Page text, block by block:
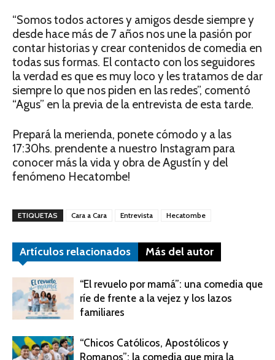
“Somos todos actores y amigos desde siempre y
desde hace más de 7 años nos une la pasión por
contar historias y crear contenidos de comedia en
todas sus formas. El contacto con los seguidores
la verdad es que es muy loco y les tratamos de dar
siempre lo que nos piden en las redes”, comentó
“Agus” en la previa de la entrevista de esta tarde.
Prepará la merienda, ponete cómodo y a las
17:30hs. prendente a nuestro Instagram para
conocer más la vida y obra de Agustín y del
fenómeno Hecatombe!
ETIQUETAS Cara a Cara Entrevista Hecatombe
Artículos relacionados Más del autor
“El revuelo por mamá”: una comedia que
ríe de frente a la vejez y los lazos
familiares
“Chicos Católicos, Apostólicos y
Romanos”: la comedia que mira la